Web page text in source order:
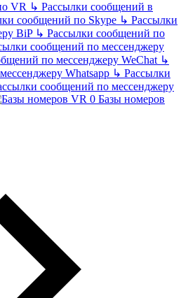
VR ↳ Рассылки сообщений в
сообщений по Skype ↳ Рассылки
BiP ↳ Рассылки сообщений по
сообщений по мессенджеру
по мессенджеру WeChat ↳
Whatsapp ↳ Рассылки
сообщений по мессенджеру
Базы номеров